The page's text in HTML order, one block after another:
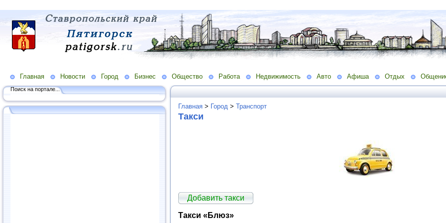
Главная Новости Город Бизнес Общество Работа Недвижимость Авто Афиша Отдых
Поиск на портале...
Главная > Город > Транспорт
Такси
Добавить такси
Такси «Блюз»